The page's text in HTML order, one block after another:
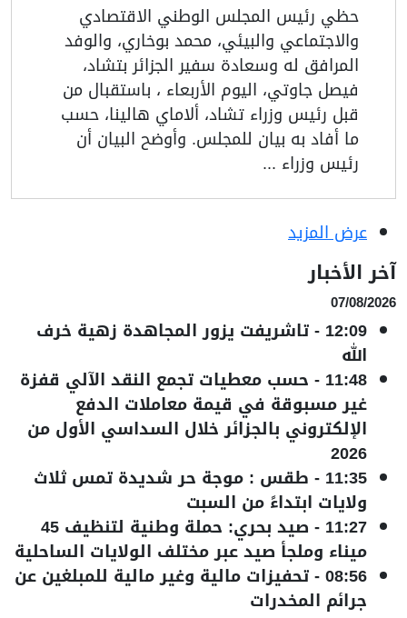
حظي رئيس المجلس الوطني الاقتصادي
والاجتماعي والبيئي، محمد بوخاري، والوفد
المرافق له وسعادة سفير الجزائر بتشاد،
فيصل جاوتي، اليوم الأربعاء ، باستقبال من
قبل رئيس وزراء تشاد، ألاماي هالينا، حسب
ما أفاد به بيان للمجلس. وأوضح البيان أن
رئيس وزراء ...
عرض المزيد
آخر الأخبار
07/08/2026
12:09
-تاشريفت يزور المجاهدة زهية خرف
الله
11:48
- حسب معطيات تجمع النقد الآلي قفزة
غير مسبوقة في قيمة معاملات الدفع
الإلكتروني بالجزائر خلال السداسي الأول من
2026
11:35
- طقس : موجة حر شديدة تمس ثلاث
ولايات ابتداءً من السبت
11:27
- صيد بحري: حملة وطنية لتنظيف 45
ميناء وملجأ صيد عبر مختلف الولايات الساحلية
08:56
-تحفيزات مالية وغير مالية للمبلغين عن
جرائم المخدرات